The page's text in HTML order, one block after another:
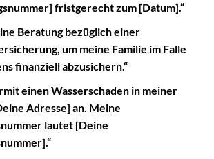
fristgerecht zum [Datum].“
Beratung bezüglich einer
um meine Familie im Falle
finanziell abzusichern.“
einen Wasserschaden in meiner
Adresse] an. Meine
lautet [Deine